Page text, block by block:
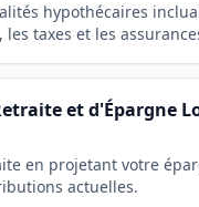
hypothécaires
taxes et les
et d'Épargne
en projetant votre
actuelles.